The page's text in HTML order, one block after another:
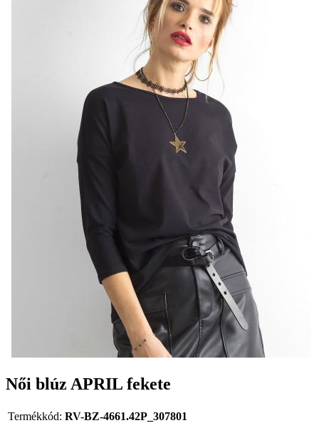
Női blúz APRIL fekete
Termékkód: RV-BZ-4661.42P_307801